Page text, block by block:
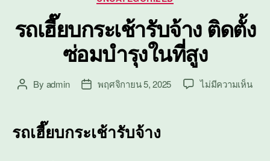
รถเฮี๊ยบกระเช้ารับจ้าง ติดตั้ง
ซ่อมบำรุงในที่สูง
PostBy admin
Postพฤศจิกายน 5, 2025 ไม่มีความเห็นบน
รถเฮี๊ยบกระเช้ารับจ้าง